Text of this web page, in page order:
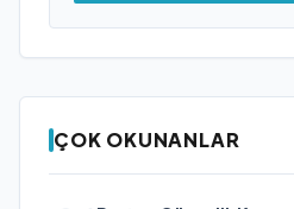
ÇOK OKUNANLAR